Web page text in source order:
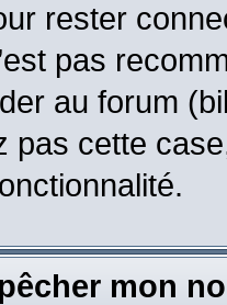
rester
pas
au forum
pas cette
mon